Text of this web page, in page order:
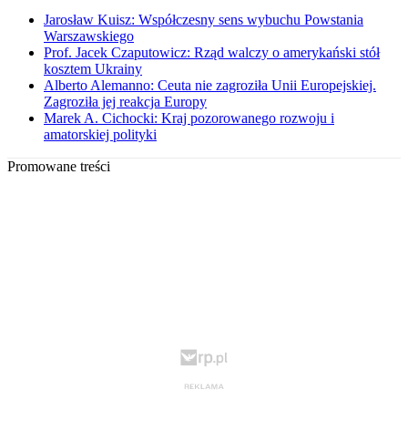
Jarosław Kuisz: Współczesny sens wybuchu Powstania
Warszawskiego
Prof. Jacek Czaputowicz: Rząd walczy o amerykański stół
kosztem Ukrainy
Alberto Alemanno: Ceuta nie zagroziła Unii Europejskiej.
Zagroziła jej reakcja Europy
Marek A. Cichocki: Kraj pozorowanego rozwoju i
amatorskiej polityki
Promowane treści